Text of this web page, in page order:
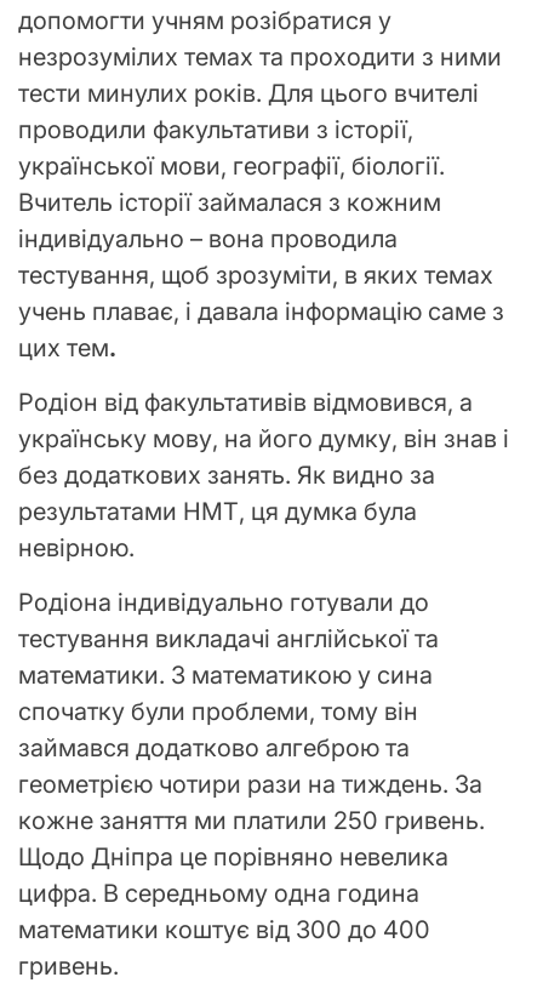
допомогти учням розібратися у
незрозумілих темах та проходити з ними
тести минулих років. Для цього вчителі
проводили факультативи з історії,
української мови, географії, біології.
Вчитель історії займалася з кожним
індивідуально – вона проводила
тестування, щоб зрозуміти, в яких темах
учень плаває, і давала інформацію саме з
цих тем.
Родіон від факультативів відмовився, а
українську мову, на його думку, він знав і
без додаткових занять. Як видно за
результатами НМТ, ця думка була
невірною.
Родіона індивідуально готували до
тестування викладачі англійської та
математики. З математикою у сина
спочатку були проблеми, тому він
займався додатково алгеброю та
геометрією чотири рази на тиждень. За
кожне заняття ми платили 250 гривень.
Щодо Дніпра це порівняно невелика
цифра. В середньому одна година
математики коштує від 300 до 400
гривень.